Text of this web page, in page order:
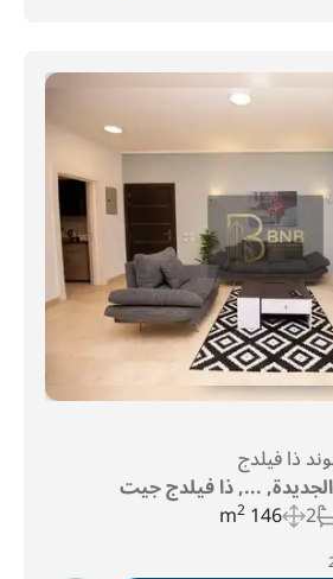
ذا فيلدج
الجديدة, ..., ذا فيلدج جيت
2
146 m
2